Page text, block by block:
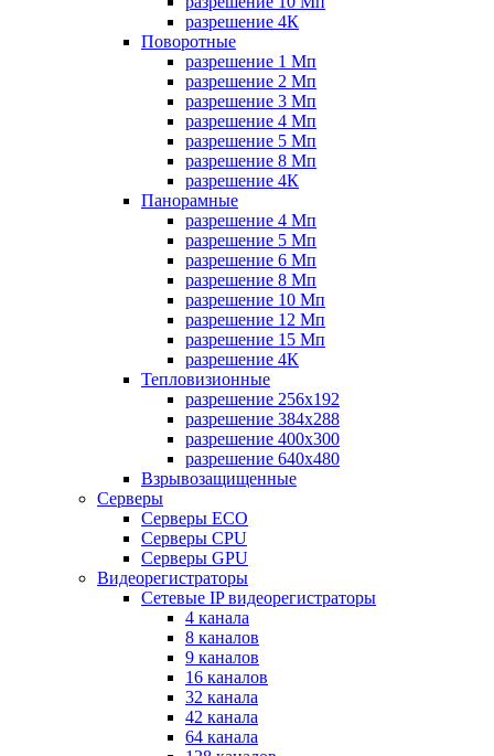
разрешение 4К
Поворотные
разрешение 1 Мп
разрешение 2 Мп
разрешение 3 Мп
разрешение 4 Мп
разрешение 5 Мп
разрешение 8 Мп
разрешение 4К
Панорамные
разрешение 4 Мп
разрешение 5 Мп
разрешение 6 Мп
разрешение 8 Мп
разрешение 10 Мп
разрешение 12 Мп
разрешение 15 Мп
разрешение 4К
Тепловизионные
разрешение 256x192
разрешение 384х288
разрешение 400x300
разрешение 640х480
Взрывозащищенные
Серверы
Серверы ECO
Серверы CPU
Серверы GPU
Видеорегистраторы
Сетевые IP видеорегистраторы
4 канала
8 каналов
9 каналов
16 каналов
32 канала
42 канала
64 канала